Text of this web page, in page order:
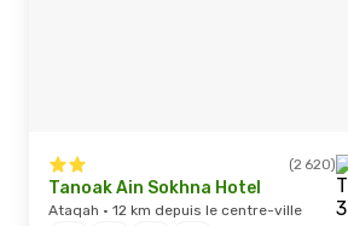
(2 620)
Tanoak Ain Sokhna Hotel
Ataqah · 12 km depuis le centre-ville